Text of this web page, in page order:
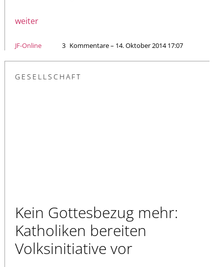
weiter
JF-Online 3 Kommentare – 14. Oktober 2014 17:07
GESELLSCHAFT
Kein Gottesbezug mehr:
Katholiken bereiten
Volksinitiative vor